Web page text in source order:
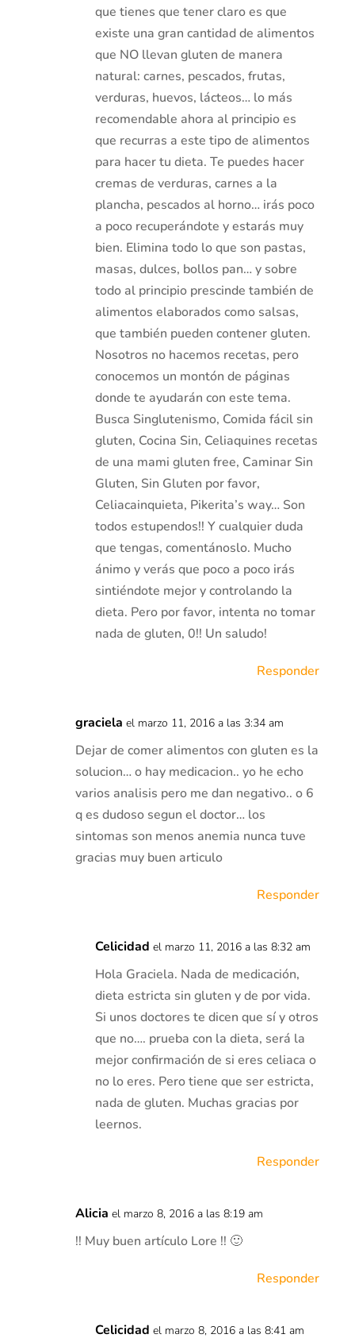
que tienes que tener claro es que
existe una gran cantidad de alimentos
que NO llevan gluten de manera
natural: carnes, pescados, frutas,
verduras, huevos, lácteos… lo más
recomendable ahora al principio es
que recurras a este tipo de alimentos
para hacer tu dieta. Te puedes hacer
cremas de verduras, carnes a la
plancha, pescados al horno… irás poco
a poco recuperándote y estarás muy
bien. Elimina todo lo que son pastas,
masas, dulces, bollos pan… y sobre
todo al principio prescinde también de
alimentos elaborados como salsas,
que también pueden contener gluten.
Nosotros no hacemos recetas, pero
conocemos un montón de páginas
donde te ayudarán con este tema.
Busca Singlutenismo, Comida fácil sin
gluten, Cocina Sin, Celiaquines recetas
de una mami gluten free, Caminar Sin
Gluten, Sin Gluten por favor,
Celiacainquieta, Pikerita’s way… Son
todos estupendos!! Y cualquier duda
que tengas, comentánoslo. Mucho
ánimo y verás que poco a poco irás
sintiéndote mejor y controlando la
dieta. Pero por favor, intenta no tomar
nada de gluten, 0!! Un saludo!
Responder
graciela el marzo 11, 2016 a las 3:34 am
Dejar de comer alimentos con gluten es la
solucion… o hay medicacion.. yo he echo
varios analisis pero me dan negativo.. o 6
q es dudoso segun el doctor… los
sintomas son menos anemia nunca tuve
gracias muy buen articulo
Responder
Celicidad el marzo 11, 2016 a las 8:32 am
Hola Graciela. Nada de medicación,
dieta estricta sin gluten y de por vida.
Si unos doctores te dicen que sí y otros
que no…. prueba con la dieta, será la
mejor confirmación de si eres celiaca o
no lo eres. Pero tiene que ser estricta,
nada de gluten. Muchas gracias por
leernos.
Responder
Alicia el marzo 8, 2016 a las 8:19 am
!! Muy buen artículo Lore !! 🙂
Responder
Celicidad el marzo 8, 2016 a las 8:41 am